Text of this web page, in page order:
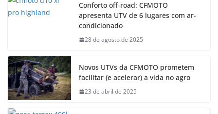
Conforto off-road: CFMOTO
apresenta UTV de 6 lugares com ar-
condicionado
28 de agosto de 2025
Novos UTVs da CFMOTO prometem
facilitar (e acelerar) a vida no agro
23 de abril de 2025